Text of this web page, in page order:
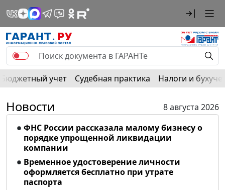
Бюджетный учет Судебная практика Налоги и
Новости
8 августа 2026
ФНС России рассказала малому бизнесу о
порядке упрощенной ликвидации
компании
Временное удостоверение личности
оформляется бесплатно при утрате
паспорта